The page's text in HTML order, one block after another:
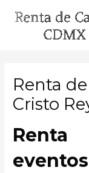
Renta
Cristo
Renta